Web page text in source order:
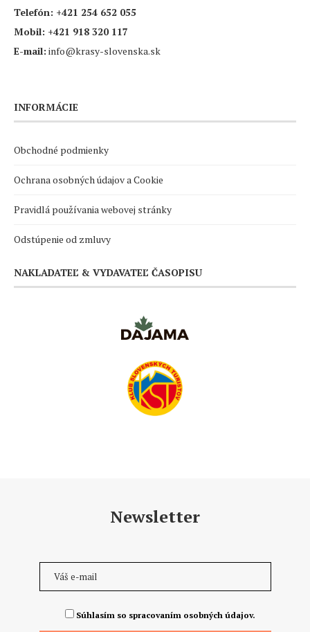
Telefón: +421 254 652 055
Mobil: +421 918 320 117
E-mail: info@krasy-slovenska.sk
INFORMÁCIE
Obchodné podmienky
Ochrana osobných údajov a Cookie
Pravidlá používania webovej stránky
Odstúpenie od zmluvy
NAKLADATEĽ & VYDAVATEĽ ČASOPISU
Newsletter
Súhlasím so spracovaním osobných údajov.